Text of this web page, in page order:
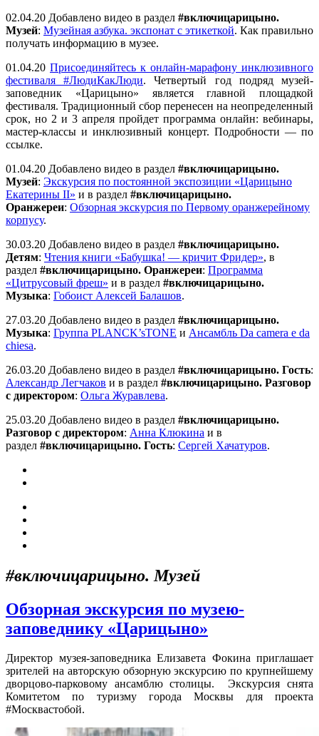
02.04.20 Добавлено видео в раздел #включицарицыно.
Музей: Музейная азбука. экспонат с этикеткой. Как правильно
получать информацию в музее.
01.04.20 Присоединяйтесь к онлайн-марафону инклюзивного
фестиваля #ЛюдиКакЛюди. Четвертый год подряд музей-
заповедник «Царицыно» является главной площадкой
фестиваля. Традиционный сбор перенесен на неопределенный
срок, но 2 и 3 апреля пройдет программа онлайн: вебинары,
мастер-классы и инклюзивный концерт. Подробности — по
ссылке.
01.04.20 Добавлено видео в раздел #включицарицыно.
Музей: Экскурсия по постоянной экспозиции «Царицыно
Екатерины II» и в раздел #включицарицыно.
Оранжереи: Обзорная экскурсия по Первому оранжерейному
корпусу.
30.03.20 Добавлено видео в раздел #включицарицыно.
Детям: Чтения книги «Бабушка! — кричит Фридер», в
раздел #включицарицыно. Оранжереи: Программа
«Цитрусовый фреш» и в раздел #включицарицыно.
Музыка: Гобоист Алексей Балашов.
27.03.20 Добавлено видео в раздел #включицарицыно.
Музыка: Группа PLANCK’sTONE и Ансамбль Da camera e da
chiesa.
26.03.20 Добавлено видео в раздел #включицарицыно. Гость:
Александр Легчаков и в раздел #включицарицыно. Разговор
с директором: Ольга Журавлева.
25.03.20 Добавлено видео в раздел #включицарицыно.
Разговор с директором: Анна Клюкина и в
раздел #включицарицыно. Гость: Сергей Хачатуров.
#включицарицыно. Музей
Обзорная экскурсия по музею-
заповеднику «Царицыно»
Директор музея-заповедника Елизавета Фокина приглашает
зрителей на авторскую обзорную экскурсию по крупнейшему
дворцово-парковому ансамблю столицы. Экскурсия снята
Комитетом по туризму города Москвы для проекта
#Москвастобой.